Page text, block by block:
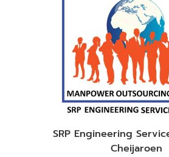
SRP Engineering
Cheijaroen